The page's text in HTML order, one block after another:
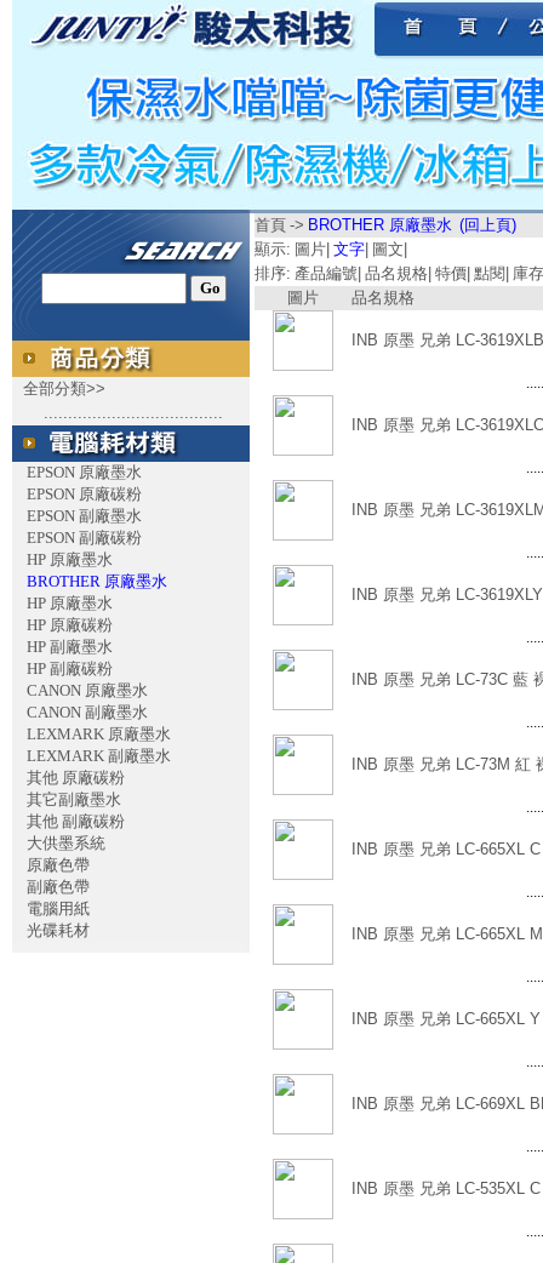
全部分類>>
.....................................
EPSON 原廠墨水
EPSON 原廠碳粉
EPSON 副廠墨水
EPSON 副廠碳粉
HP 原廠墨水
BROTHER 原廠墨水
HP 原廠墨水
HP 原廠碳粉
HP 副廠墨水
HP 副廠碳粉
CANON 原廠墨水
CANON 副廠墨水
LEXMARK 原廠墨水
LEXMARK 副廠墨水
其他 原廠碳粉
其它副廠墨水
其他 副廠碳粉
大供墨系統
原廠色帶
副廠色帶
電腦用紙
光碟耗材
首頁 -> BROTHER 原廠墨水 (回上頁)
顯示: 圖片 文字 圖文
排序: 產品編號 品名規格 特價 點閱 庫
圖片
品名規格
INB 原墨 兄弟 LC-
INB 原墨 兄弟 LC-
INB 原墨 兄弟 LC-
INB 原墨 兄弟 LC-
INB 原墨 兄弟 LC-73C 藍
INB 原墨 兄弟 LC-73M 紅
INB 原墨 兄弟 LC-665XL
INB 原墨 兄弟 LC-665XL
INB 原墨 兄弟 LC-665XL
INB 原墨 兄弟 LC-669XL
INB 原墨 兄弟 LC-535XL